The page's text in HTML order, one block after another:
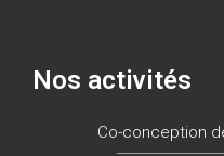
Nos activités
Co-conception